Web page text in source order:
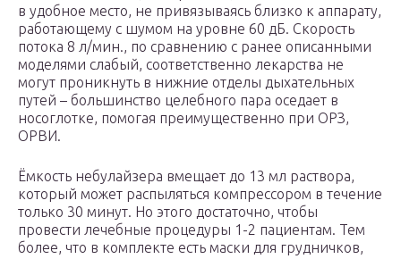
в удобное место, не привязываясь близко к аппарату,
работающему с шумом на уровне 60 дБ. Скорость
потока 8 л/мин., по сравнению с ранее описанными
моделями слабый, соответственно лекарства не
могут проникнуть в нижние отделы дыхательных
путей – большинство целебного пара оседает в
носоглотке, помогая преимущественно при ОРЗ,
ОРВИ.
Ёмкость небулайзера вмещает до 13 мл раствора,
который может распыляться компрессором в течение
только 30 минут. Но этого достаточно, чтобы
провести лечебные процедуры 1-2 пациентам. Тем
более, что в комплекте есть маски для грудничков,